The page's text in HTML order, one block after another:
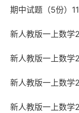
期中试题（5份）
新人教版一上数
新人教版一上数
新人教版一上数
新人教版一上数